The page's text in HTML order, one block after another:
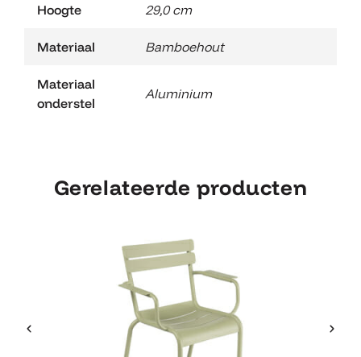
Hoogte 29,0 cm
Materiaal Bamboehout
Materiaal
onderstel
Aluminium
Gerelateerde producten